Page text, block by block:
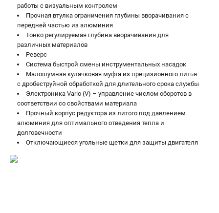
ЗАКАЗ ЗАПЧАСТЕЙ
+7 (911) 360-06-14 | +7 (8112) 59-10-67
zakaz@metabo-market.ru
работы с визуальным контролем
Прочная втулка ограничения глубины вворачивания с
передней частью из алюминия
Тонко регулируемая глубина вворачивания для
различных материалов
Реверс
Система быстрой смены инструментальных насадок
Малошумная кулачковая муфта из прецизионного литья
с дробеструйной обработкой для длительного срока службы
Электроника Vario (V) – управление числом оборотов в
соответствии со свойствами материала
Прочный корпус редуктора из литого под давлением
алюминия для оптимального отведения тепла и
долговечности
Отключающиеся угольные щетки для защиты двигателя